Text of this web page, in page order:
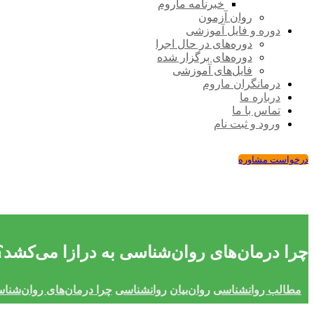
خبرنامه ماروم
روان آزمون
دوره و فایل آموزشی
دوره‌های در حال اجرا
دوره‌های برگزار شده
فایل‌های آموزشی
درمانگران ماروم
درباره ما
تماس با ما
ورود و ثبت نام
درخواست مشاوره
چرا درمان‌های روان‌شناسی به درازا
مطالب روانشناسی روان‌بیان روانشناسی چرا درمان‌های